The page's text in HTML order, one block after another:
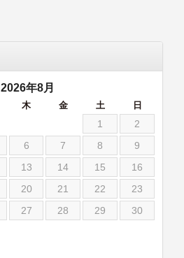
2026年8月
木 金 土 日
1
2
6 7 8
9
13 14 15
16
20 21 22
23
27 28 29
30